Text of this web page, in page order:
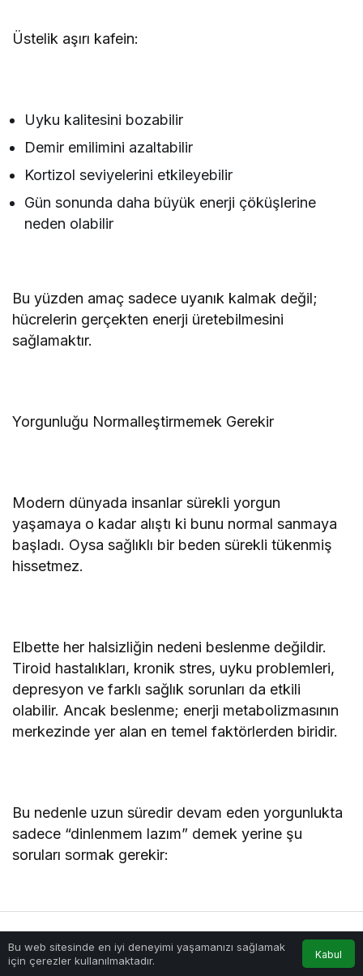
Üstelik aşırı kafein:
Uyku kalitesini bozabilir
Demir emilimini azaltabilir
Kortizol seviyelerini etkileyebilir
Gün sonunda daha büyük enerji çöküşlerine
neden olabilir
Bu yüzden amaç sadece uyanık kalmak değil;
hücrelerin gerçekten enerji üretebilmesini
sağlamaktır.
Yorgunluğu Normalleştirmemek Gerekir
Modern dünyada insanlar sürekli yorgun
yaşamaya o kadar alıştı ki bunu normal sanmaya
başladı. Oysa sağlıklı bir beden sürekli tükenmiş
hissetmez.
Elbette her halsizliğin nedeni beslenme değildir.
Tiroid hastalıkları, kronik stres, uyku problemleri,
depresyon ve farklı sağlık sorunları da etkili
olabilir. Ancak beslenme; enerji metabolizmasının
merkezinde yer alan en temel faktörlerden biridir.
Bu nedenle uzun süredir devam eden yorgunlukta
sadece “dinlenmem lazım” demek yerine şu
soruları sormak gerekir:
Yeterince protein alıyor muyum?
Kan değerlerim nasıl?
Bu web sitesinde en iyi deneyimi yaşamanızı sağlamak
için çerezler kullanılmaktadır.
Kabul
Anasayfa Akış Hesabım